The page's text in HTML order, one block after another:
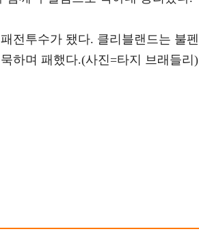
전투수가 됐다. 클리블랜드는 불펜
하며 패했다.(사진=타지 브래들리)